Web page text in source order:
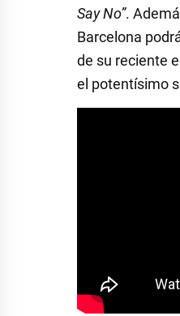
Say No”.
Barcelona
de su reciente
el potentísimo